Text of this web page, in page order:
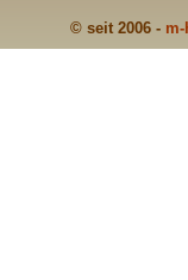
© seit 2006 -